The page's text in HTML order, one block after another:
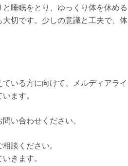
睡眠をとり、ゆっくり体を休める
切です。少しの意識と工夫で、体
いる方に向けて、メルディアライ
ます。
い合わせください。
談ください。
きます。